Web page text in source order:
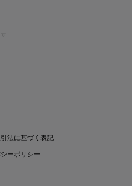
法に基づく表記
ーポリシー